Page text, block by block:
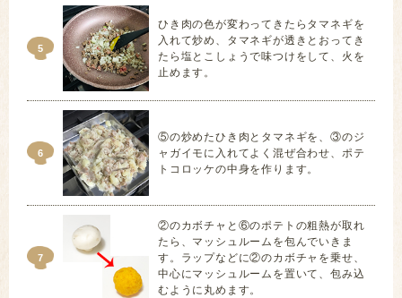
5
ひき肉の色が変わってきたらタマネギを
入れて炒め、タマネギが透きとおってき
たら塩とこしょうで味つけをして、火を
止めます。
6
⑤の炒めたひき肉とタマネギを、③のジ
ャガイモに入れてよく混ぜ合わせ、ポテ
トコロッケの中身を作ります。
7
②のカボチャと⑥のポテトの粗熱が取れ
たら、マッシュルームを包んでいきま
す。ラップなどに②のカボチャを乗せ、
中心にマッシュルームを置いて、包み込
むように丸めます。